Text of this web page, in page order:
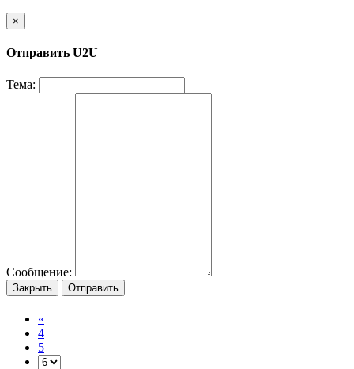
×
Отправить U2U
Тема:
Сообщение:
Закрыть Отправить
«
4
5